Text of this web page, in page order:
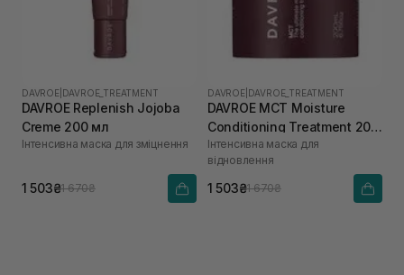
DAVROE DAVROE_TREATMENT
DAVROE Replenish Jojoba
Creme 200 мл
Інтенсивна маска для зміцнення
1 503₴1 670₴
DAVROE DAVROE_TREATMENT
DAVROE MСT Moisture
Conditioning Treatment 200
мл
Інтенсивна маска для
відновлення
1 503₴1 670₴